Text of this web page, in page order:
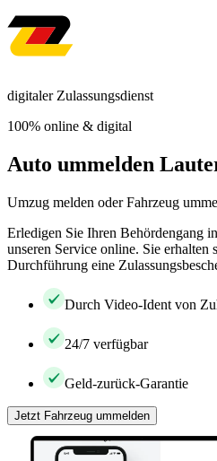
digitaler Zulassungsdienst
100% online & digital
Auto ummelden
Umzug melden oder Fahrzeug
Erledigen Sie Ihren Behördengang
unseren Service online. Sie erhalten
Durchführung eine
Durch Video-Ident von
24/7 verfügbar
Geld-zurück-Garantie
Jetzt Fahrzeug ummelden